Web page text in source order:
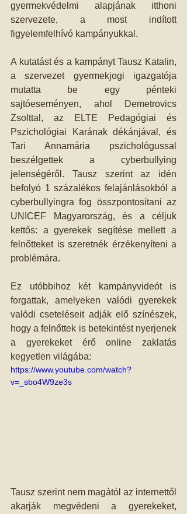
gyermekvédelmi alapjának itthoni
szervezete, a most indított
figyelemfelhívó kampányukkal.
A kutatást és a kampányt Tausz Katalin,
a szervezet gyermekjogi igazgatója
mutatta be egy pénteki
sajtóeseményen, ahol Demetrovics
Zsolttal, az ELTE Pedagógiai és
Pszichológiai Karának dékánjával, és
Tari Annamária pszichológussal
beszélgettek a cyberbullying
jelenségéről. Tausz szerint az idén
befolyó 1 százalékos felajánlásokból a
cyberbullyingra fog összpontosítani az
UNICEF Magyarország, és a céljuk
kettős: a gyerekek segítése mellett a
felnőtteket is szeretnék érzékenyíteni a
problémára.
Ez utóbbihoz két kampányvideót is
forgattak, amelyeken valódi gyerekek
valódi cseteléseit adják elő színészek,
hogy a felnőttek is betekintést nyerjenek
a gyerekeket érő online zaklatás
kegyetlen világába:
https://www.youtube.com/watch?
v=_sbo4W9ze3s
Tausz szerint nem magától az internettől
akarják megvédeni a gyerekeket,